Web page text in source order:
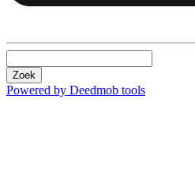
Zoek
Powered by Deedmob tools